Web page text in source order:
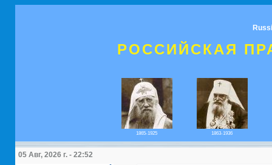
РОССИЙСКАЯ
1865-1925 1863-1936
05 Авг, 2026 г. - 22:52